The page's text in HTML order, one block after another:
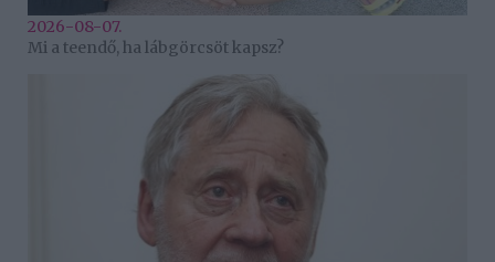
2026-08-07.
Mi a teendő, ha lábgörcsöt kapsz?